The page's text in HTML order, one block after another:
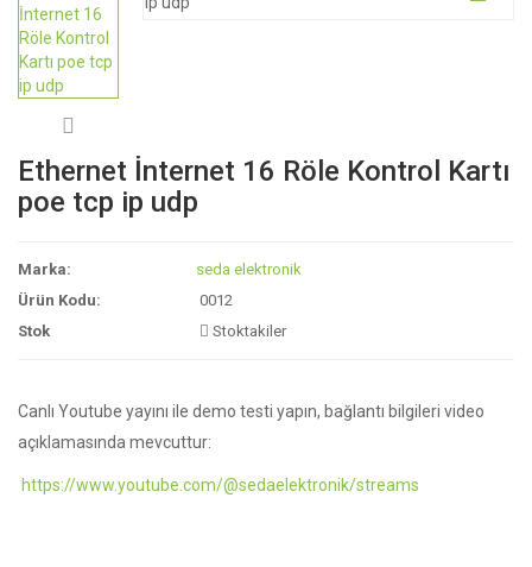
Ethernet İnternet 16 Röle Kontrol Kartı
poe tcp ip udp
Marka:
seda elektronik
Ürün Kodu:
0012
Stok
Stoktakiler
Canlı Youtube yayını ile demo testi yapın, bağlantı bilgileri video
açıklamasında mevcuttur:
https://www.youtube.com/@sedaelektronik/streams